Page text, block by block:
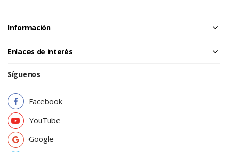
Información
Enlaces de interés
Síguenos
Facebook
YouTube
Google